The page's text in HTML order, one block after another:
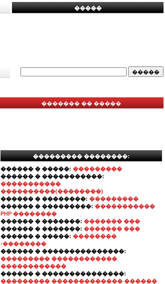
�����
������� �� �����
��������� ��������:
������ � �����: ���������
������ � �����������:
�����������
����������(��������)
������ � ��������: ���������
������ � ���������: �����������
PHP ��������
������ � �������: ������� ���
������ � �������: ������� ���
������ � �����: ��������
-��������
������ � ���������������:
��������� ������������
������������
������ � ���������������:
��������� ������������� ������